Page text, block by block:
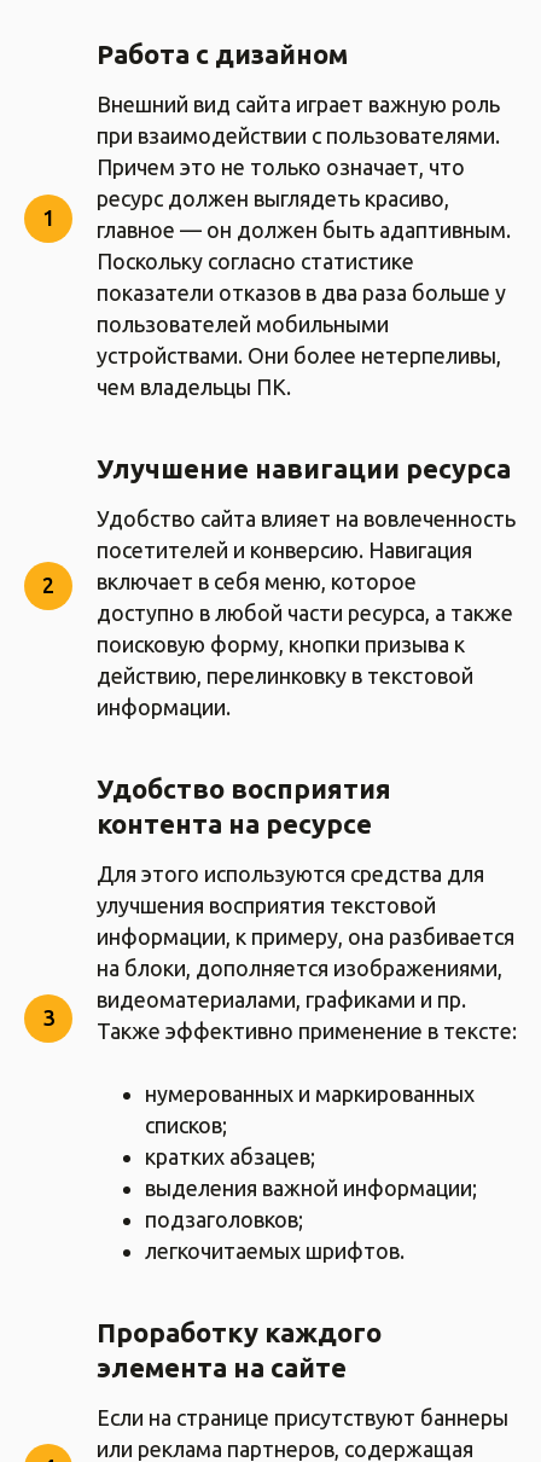
Работа с дизайном
Внешний вид сайта играет важную роль
при взаимодействии с пользователями.
Причем это не только означает, что
ресурс должен выглядеть красиво,
главное — он должен быть адаптивным.
Поскольку согласно статистике
показатели отказов в два раза больше у
пользователей мобильными
устройствами. Они более нетерпеливы,
чем владельцы ПК.
Улучшение навигации ресурса
Удобство сайта влияет на вовлеченность
посетителей и конверсию. Навигация
включает в себя меню, которое
доступно в любой части ресурса, а также
поисковую форму, кнопки призыва к
действию, перелинковку в текстовой
информации.
Удобство восприятия
контента на ресурсе
Для этого используются средства для
улучшения восприятия текстовой
информации, к примеру, она разбивается
на блоки, дополняется изображениями,
видеоматериалами, графиками и пр.
Также эффективно применение в тексте:
нумерованных и маркированных
списков;
кратких абзацев;
выделения важной информации;
подзаголовков;
легкочитаемых шрифтов.
Проработку каждого
элемента на сайте
Если на странице присутствуют баннеры
или реклама партнеров, содержащая